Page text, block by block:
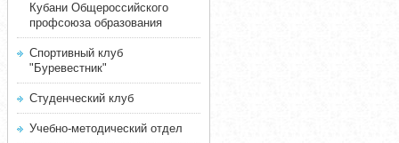
Кубани Общероссийского
профсоюза образования
Спортивный клуб
"Буревестник"
Студенческий клуб
Учебно-методический отдел